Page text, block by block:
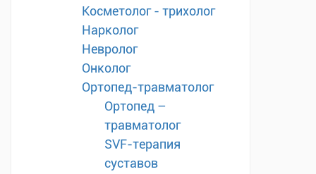
Косметолог - трихолог
Нарколог
Невролог
Онколог
Ортопед-травматолог
Ортопед –
травматолог
SVF-терапия
суставов